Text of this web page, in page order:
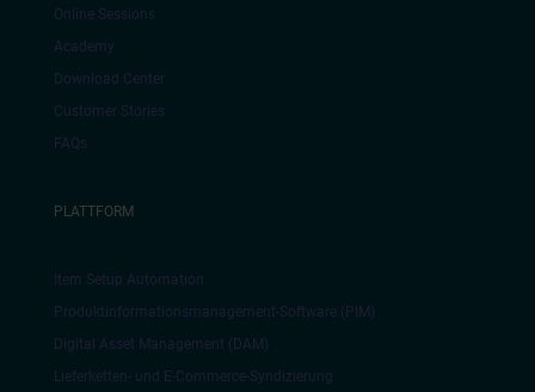
Online Sessions
Academy
Download Center
Customer Stories
FAQs
PLATTFORM
Item Setup Automation
Produktinformationsmanagement-Software (PIM)
Digital Asset Management (DAM)
Lieferketten- und E-Commerce-Syndizierung